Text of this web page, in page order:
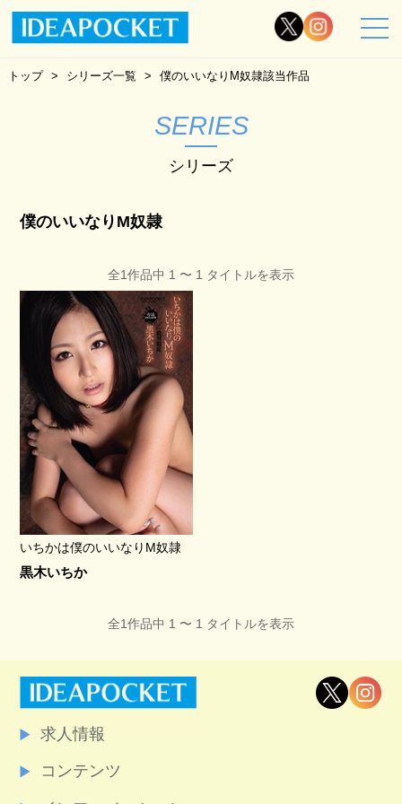
トップ シリーズ一覧 僕のいいなりM奴隷該当作品
SERIES
シリーズ
僕のいいなりM奴隷
全1作品中 1 〜 1 タイトルを表示
いちかは僕のいいなりM奴隷
黒木いちか
全1作品中 1 〜 1 タイトルを表示
求人情報
コンテンツ